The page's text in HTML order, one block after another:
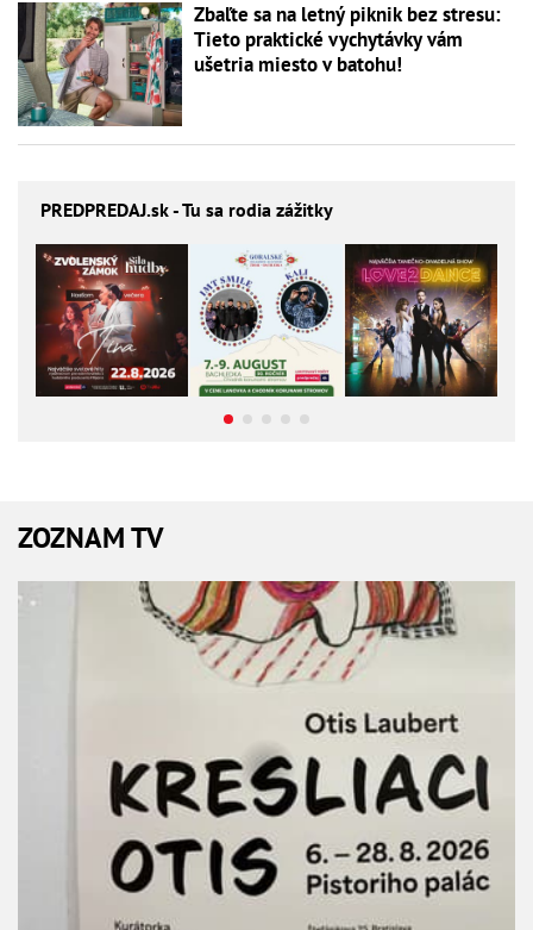
Zbaľte sa na letný piknik bez stresu:
Tieto praktické vychytávky vám
ušetria miesto v batohu!
PREDPREDAJ.sk - Tu sa rodia zážitky
ZOZNAM TV